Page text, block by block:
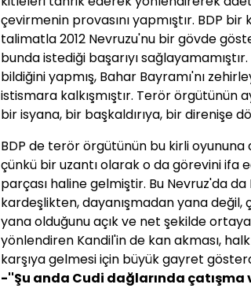
çevirmenin provasını yapmıştır. BDP bir
talimatla 2012 Nevruzu'nu bir gövde
bunda istediği başarıyı
bildiğini yapmış, Bahar Bayramı'nı
istismara kalkışmıştır. Terör örgütünün
bir isyana, bir başkaldırıya, bir direnişe
BDP de terör örgütünün bu kirli
çünkü bir uzantı olarak o da görevini ifa
parçası haline gelmiştir. Bu Nevruz'da da
kardeşlikten, dayanışmadan yana değil,
yana olduğunu açık ve net şekilde
yönlendiren Kandil'in de kan akması,
karşıya gelmesi için büyük gayret
-''Şu anda Cudi dağlarında çatışma